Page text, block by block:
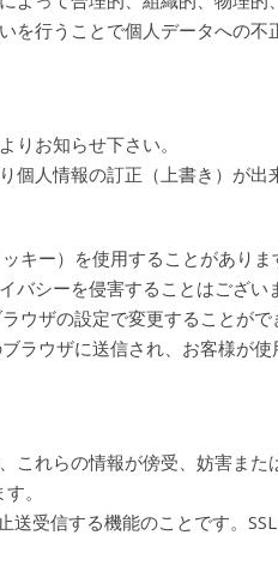
を行うことで個人データへの不
りお知らせ下さい。
人情報の訂正（上書き）が出
キー）を使用することがあり
シーを侵害することはござい
ウザの設定で変更することがで
ラウザに送信され、お客様が使
これらの情報が傍受、妨害また
。
受信する機能のことです。